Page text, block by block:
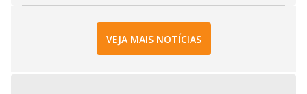
VEJA MAIS NOTÍCIAS